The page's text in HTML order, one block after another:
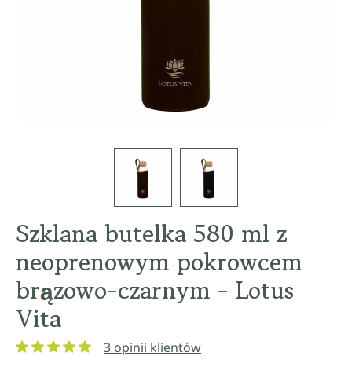
Szklana butelka 580 ml z
neoprenowym pokrowcem
brązowo-czarnym - Lotus
Vita
3 opinii klientów